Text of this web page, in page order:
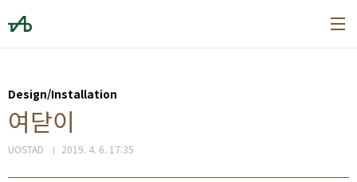
Design/Installation
여닫이
UOSTAD 2019. 4. 6. 17:35